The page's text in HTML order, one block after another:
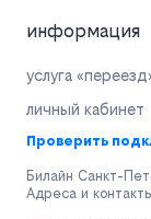
информация
услуга
личный кабинет
Проверить
Билайн Санкт-
Адреса и